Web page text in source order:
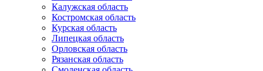
Калужская область
Костромская область
Курская область
Липецкая область
Орловская область
Рязанская область